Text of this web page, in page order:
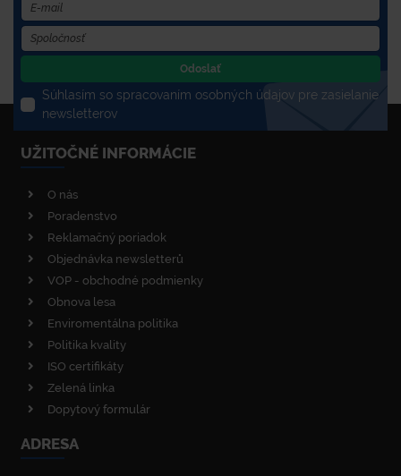
Odoslať
Súhlasím so spracovaním osobných údajov pre zasielanie
newsletterov
UŽITOČNÉ INFORMÁCIE
O nás
Poradenstvo
Reklamačný poriadok
Objednávka newsletterů
VOP - obchodné podmienky
Obnova lesa
Enviromentálna politika
Politika kvality
ISO certifikáty
Zelená linka
Dopytový formulár
ADRESA